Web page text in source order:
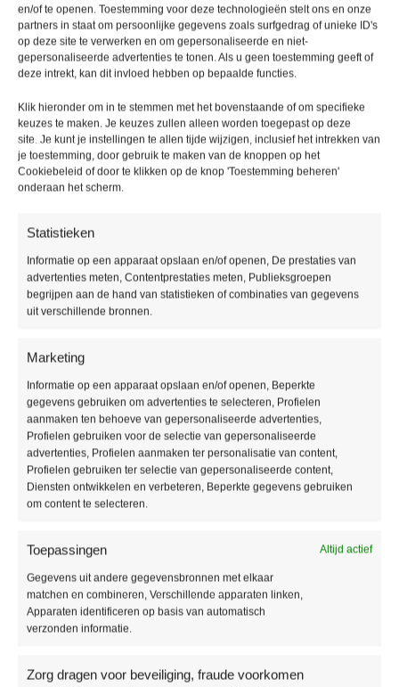
en/of te openen. Toestemming voor deze technologieën stelt ons en onze
partners in staat om persoonlijke gegevens zoals surfgedrag of unieke ID's
op deze site te verwerken en om gepersonaliseerde en niet-
gepersonaliseerde advertenties te tonen. Als u geen toestemming geeft of
deze intrekt, kan dit invloed hebben op bepaalde functies.
Klik hieronder om in te stemmen met het bovenstaande of om specifieke
keuzes te maken. Je keuzes zullen alleen worden toegepast op deze
site. Je kunt je instellingen te allen tijde wijzigen, inclusief het intrekken van
je toestemming, door gebruik te maken van de knoppen op het
Cookiebeleid of door te klikken op de knop 'Toestemming beheren'
onderaan het scherm.
Statistieken
Informatie op een apparaat opslaan en/of openen, De prestaties van
advertenties meten, Contentprestaties meten, Publieksgroepen
begrijpen aan de hand van statistieken of combinaties van gegevens
uit verschillende bronnen.
Marketing
Informatie op een apparaat opslaan en/of openen, Beperkte
gegevens gebruiken om advertenties te selecteren, Profielen
aanmaken ten behoeve van gepersonaliseerde advertenties,
Profielen gebruiken voor de selectie van gepersonaliseerde
advertenties, Profielen aanmaken ter personalisatie van content,
Profielen gebruiken ter selectie van gepersonaliseerde content,
Diensten ontwikkelen en verbeteren, Beperkte gegevens gebruiken
om content te selecteren.
Toepassingen Altijd actief
Gegevens uit andere gegevensbronnen met elkaar
matchen en combineren, Verschillende apparaten linken,
Apparaten identificeren op basis van automatisch
verzonden informatie.
Zorg dragen voor beveiliging, fraude voorkomen
Deze Touchstone heeft het beiden: een stoere, coole uitstraling
die die warm aanvoelt.
Handig om te weten
Mocht u nog specifieke wensen hebben, vermeld deze dan
bij de opmerkingen.
Bel voor vragen 085 – 016 38 81 of mail
info@picobellovloeren.nl
Levering
48 uur
Producteigenschappen
Soort vloer:Lijm PVC vloer
Pakinhoud:3,72 m2
Aantal planken per pak: 10
Dikte:
2,5 mm
Breedte:610 mm
Lengte:610 mm
Gebruikersklasse:23
Fabrieksgarantie:
Vloerverwarming:Geschikt
Waterbestendig:Ja
Type / style:Tegels
Aanvullende informatie